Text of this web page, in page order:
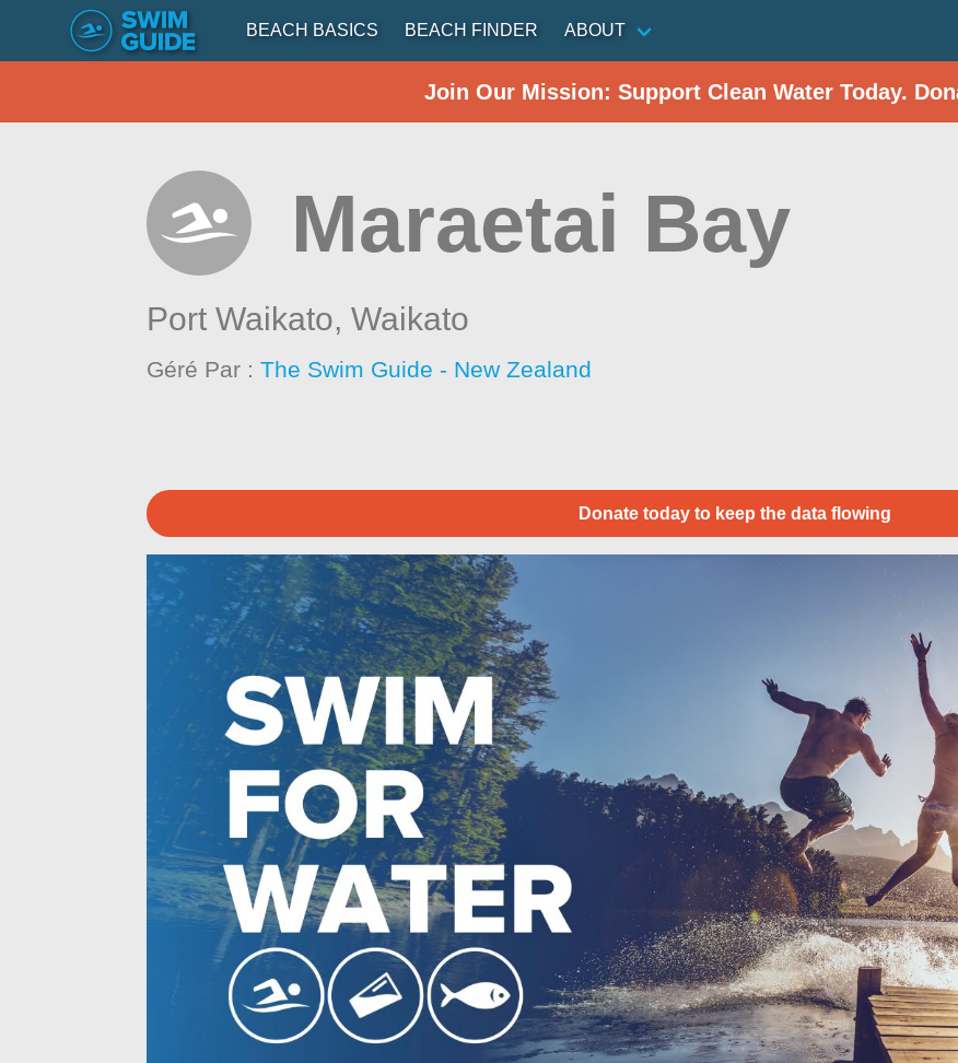
BEACH BASICS BEACH FINDER ABOUT
Join Our Mission: Support Clean Water Today.
Maraetai Bay
Port Waikato,Waikato
Géré Par :The Swim Guide - New Zealand
Donate today to keep the data flowing